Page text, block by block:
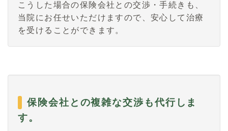
こうした場合の保険会社との交渉・手続きも、
当院にお任せいただけますので、安心して治療
を受けることができます。
保険会社との複雑な交渉も代行しま
す。